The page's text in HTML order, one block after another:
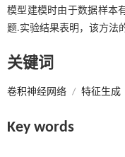
模型建模时由于数据样本
题.实验结果表明，该方法
关键词
卷积神经网络 / 特征生成
Key words